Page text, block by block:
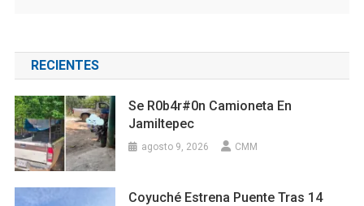
RECIENTES
Se R0b4r#0n Camioneta En
Jamiltepec
agosto 9, 2026 CMM
Coyuché Estrena Puente Tras 14